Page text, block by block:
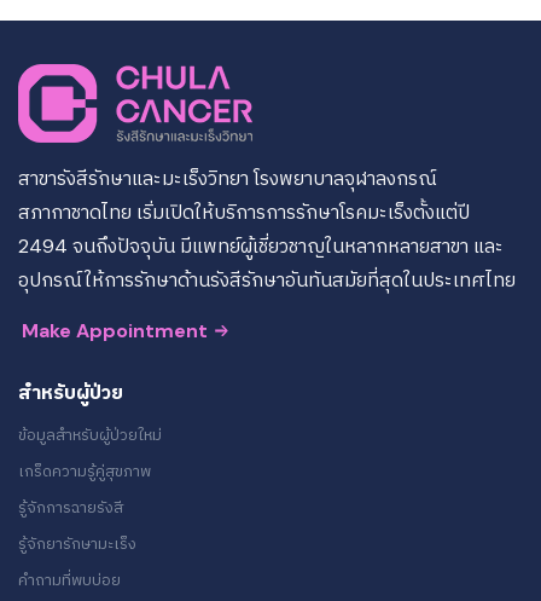
สาขารังสีรักษาและมะเร็งวิทยา โรงพยาบาลจุฬาลงกรณ์
สภากาชาดไทย เริ่มเปิดให้บริการการรักษาโรคมะเร็งตั้งแต่ปี
2494 จนถึงปัจจุบัน มีแพทย์ผู้เชี่ยวชาญในหลากหลายสาขา และ
อุปกรณ์ให้การรักษาด้านรังสีรักษาอันทันสมัยที่สุดในประเทศไทย
Make Appointment
สำหรับผู้ป่วย
ข้อมูลสำหรับผู้ป่วยใหม่
เกร็ดความรู้คู่สุขภาพ
รู้จักการฉายรังสี
รู้จักยารักษามะเร็ง
คำถามที่พบบ่อย